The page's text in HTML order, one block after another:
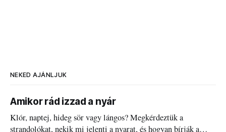
NEKED AJÁNLJUK
Amikor rád izzad a nyár
Klór, naptej, hideg sör vagy lángos? Megkérdeztük a
strandolókat, nekik mi jelenti a nyarat, és hogyan bírják a